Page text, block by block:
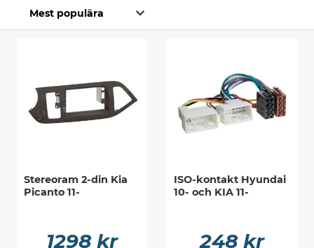
Stereoram 2-din Kia
Picanto 11-
1298 kr
ISO-kontakt Hyundai
10- och KIA 11-
248 kr